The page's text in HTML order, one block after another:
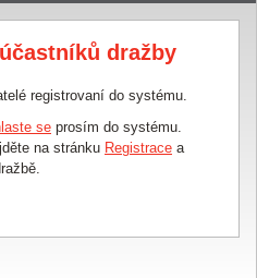
dražby
registrovaní do systému.
se prosím do systému.
na stránku Registrace a